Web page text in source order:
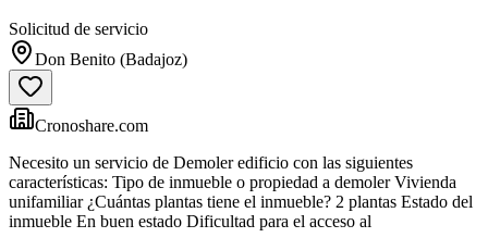
Solicitud de servicio
Don Benito (Badajoz)
Cronoshare.com
Necesito un servicio de Demoler edificio con las siguientes
características: Tipo de inmueble o propiedad a demoler Vivienda
unifamiliar ¿Cuántas plantas tiene el inmueble? 2 plantas Estado del
inmueble En buen estado Dificultad para el acceso al